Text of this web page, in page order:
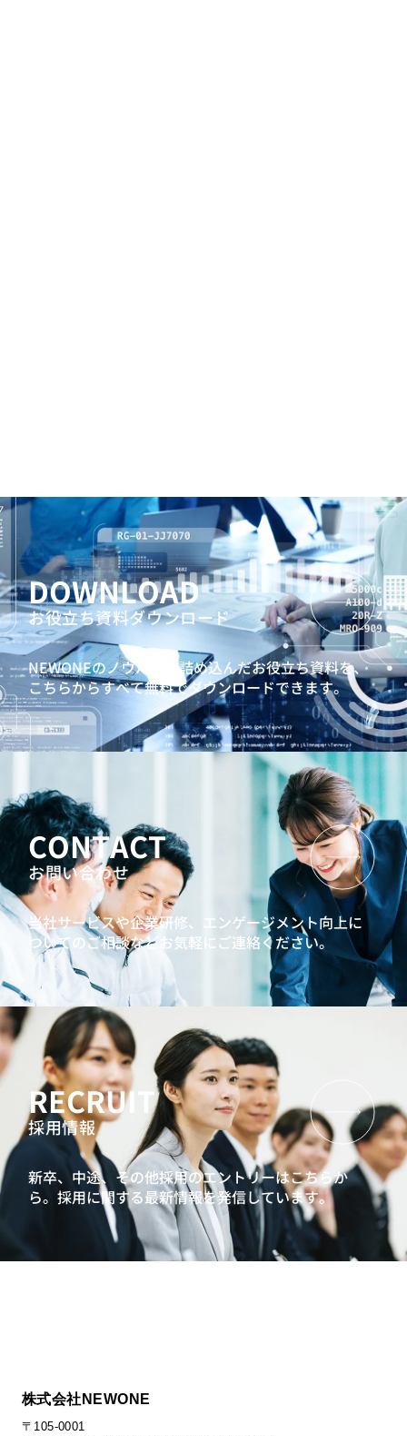
DOWNLOAD
お役立ち資料ダウンロード
NEWONEのノウハウを詰め込んだお役立ち資料を、
こちらからすべて無料でダウンロードできます。
CONTACT
お問い合わせ
当社サービスや企業研修、エンゲージメント向上に
ついてのご相談などお気軽にご連絡ください。
RECRUIT
採用情報
新卒、中途、その他採用のエントリーはこちらか
ら。採用に関する最新情報を発信しています。
株式会社NEWONE
〒105-0001